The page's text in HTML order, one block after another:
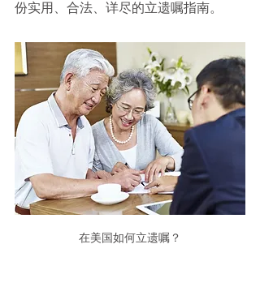
份实用、合法、详尽的立遗嘱指南。
在美国如何立遗嘱？